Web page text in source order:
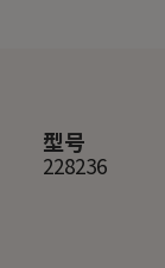
型号
228236